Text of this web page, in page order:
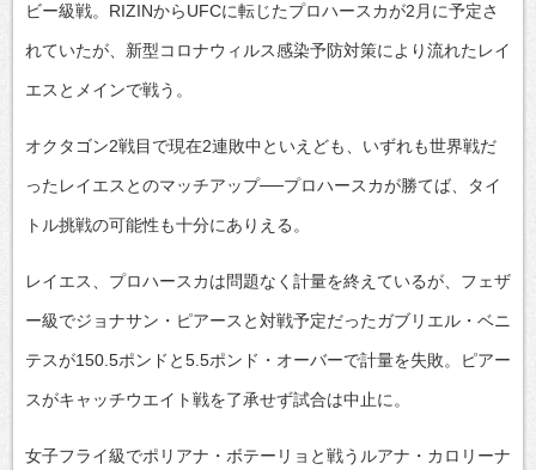
ビー級戦。RIZINからUFCに転じたプロハースカが2月に予定さ
れていたが、新型コロナウィルス感染予防対策により流れたレイ
エスとメインで戦う。
オクタゴン2戦目で現在2連敗中といえども、いずれも世界戦だ
ったレイエスとのマッチアップ──プロハースカが勝てば、タイ
トル挑戦の可能性も十分にありえる。
レイエス、プロハースカは問題なく計量を終えているが、フェザ
ー級でジョナサン・ピアースと対戦予定だったガブリエル・ベニ
テスが150.5ポンドと5.5ポンド・オーバーで計量を失敗。ピアー
スがキャッチウエイト戦を了承せず試合は中止に。
女子フライ級でポリアナ・ボテーリョと戦うルアナ・カロリーナ